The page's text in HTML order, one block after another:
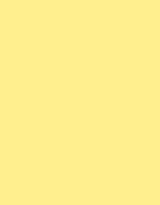
FRESCO»